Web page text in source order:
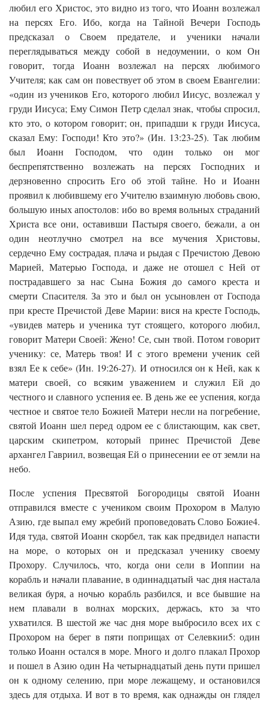
любил его Христос, это видно из того, что Иоанн возлежал
на персях Его. Ибо, когда на Тайной Вечери Господь
предсказал о Своем предателе, и ученики начали
переглядываться между собой в недоумении, о ком Он
говорит, тогда Иоанн возлежал на персях любимого
Учителя; как сам он повествует об этом в своем Евангелии:
«один из учеников Его, которого любил Иисус, возлежал у
груди Иисуса; Ему Симон Петр сделал знак, чтобы спросил,
кто это, о котором говорит; он, припадши к груди Иисуса,
сказал Ему: Господи! Кто это?» (Ин. 13:23-25). Так любим
был Иоанн Господом, что один только он мог
беспрепятственно возлежать на персях Господних и
дерзновенно спросить Его об этой тайне. Но и Иоанн
проявил к любившему его Учителю взаимную любовь свою,
большую иных апостолов: ибо во время вольных страданий
Христа все они, оставивши Пастыря своего, бежали, а он
один неотлучно смотрел на все мучения Христовы,
сердечно Ему сострадая, плача и рыдая с Пречистою Девою
Марией, Матерью Господа, и даже не отошел с Ней от
пострадавшего за нас Сына Божия до самого креста и
смерти Спасителя. За это и был он усыновлен от Господа
при кресте Пречистой Деве Марии: вися на кресте Господь,
«увидев матерь и ученика тут стоящего, которого любил,
говорит Матери Своей: Жено! Се, сын твой. Потом говорит
ученику: се, Матерь твоя! И с этого времени ученик сей
взял Ее к себе» (Ин. 19:26-27). И относился он к Ней, как к
матери своей, со всяким уважением и служил Ей до
честного и славного успения ее. В день же ее успения, когда
честное и святое тело Божией Матери несли на погребение,
святой Иоанн шел перед одром ее с блистающим, как свет,
царским скипетром, который принес Пречистой Деве
архангел Гавриил, возвещая Ей о принесении ее от земли на
небо.
После успения Пресвятой Богородицы святой Иоанн
отправился вместе с учеником своим Прохором в Малую
Азию, где выпал ему жребий проповедовать Слово Божие4.
Идя туда, святой Иоанн скорбел, так как предвидел напасти
на море, о которых он и предсказал ученику своему
Прохору. Случилось, что, когда они сели в Иоппии на
корабль и начали плавание, в одиннадцатый час дня настала
великая буря, а ночью корабль разбился, и все бывшие на
нем плавали в волнах морских, держась, кто за что
ухватился. В шестой же час дня море выбросило всех их с
Прохором на берег в пяти поприщах от Селевкии5: один
только Иоанн остался в море. Много и долго плакал Прохор
и пошел в Азию один На четырнадцатый день пути пришел
он к одному селению, при море лежащему, и остановился
здесь для отдыха. И вот в то время, как однажды он глядел